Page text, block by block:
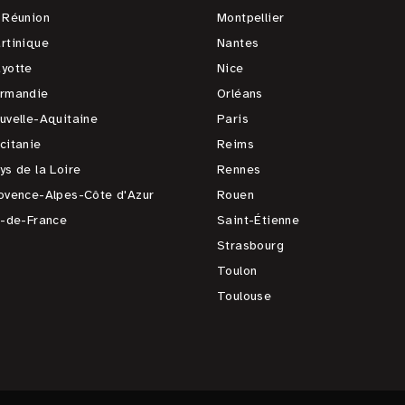
Aquitaine
de la Loire
Alpes-Côte d'Azur
de-France
Montpellier
Nantes
Nice
Orléans
Paris
Reims
Rennes
Rouen
Saint-Étienne
Strasbourg
Toulon
Toulouse